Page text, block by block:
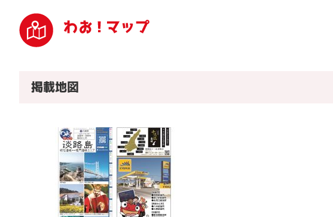
掲載地図